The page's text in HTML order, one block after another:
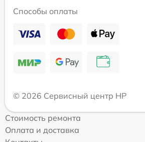
Способы оплаты
© 2026 Сервисный центр HP
Стоимость ремонта
Оплата и доставка